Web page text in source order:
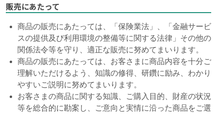
販売にあたって
商品の販売にあたっては、「保険業法」、「金融サービ
スの提供及び利用環境の整備等に関する法律」その他の
関係法令等を守り、適正な販売に努めてまいります。
商品の販売にあたっては、お客さまに商品内容を十分ご
理解いただけるよう、知識の修得、研鑽に励み、わかり
やすいご説明に努めてまいります。
お客さまの商品に関する知識、ご購入目的、財産の状況
等を総合的に勘案し、ご意向と実情に沿った商品をご選